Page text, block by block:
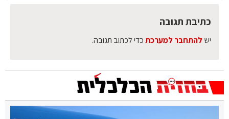
כתיבת תגובה
יש להתחבר למערכתכדי לכתוב תגובה.